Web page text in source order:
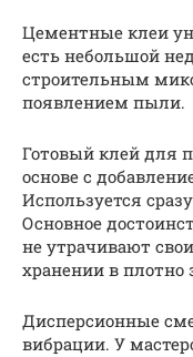
Цементные клеи
есть небольшой
строительным
появлением пыли.
Готовый клей для
основе с
Используется
Основное
не утрачивают
хранении в плотно
Дисперсионные
вибрации. У